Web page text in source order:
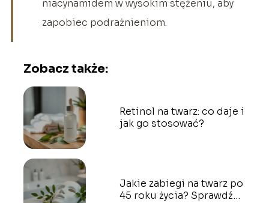
niacynamidem w wysokim stężeniu, aby
zapobiec podrażnieniom.
Zobacz także:
Retinol na twarz: co daje i
jak go stosować?
Jakie zabiegi na twarz po
45 roku życia? Sprawdź